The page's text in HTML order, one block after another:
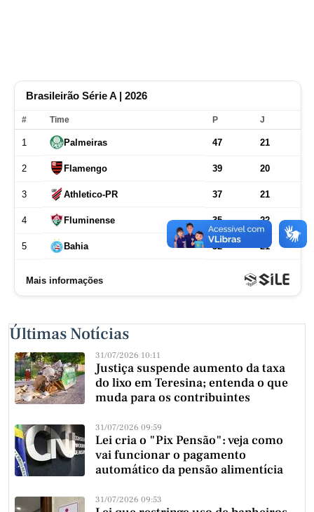
Últimas Notícias
31/07/2026 10:11
Justiça suspende aumento da taxa
do lixo em Teresina; entenda o que
muda para os contribuintes
31/07/2026 09:59
Lei cria o "Pix Pensão": veja como
vai funcionar o pagamento
automático da pensão alimentícia
31/07/2026 09:53